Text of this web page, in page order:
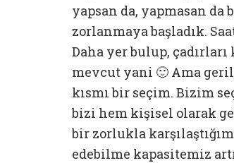
yapsan da, yapmasan
zorlanmaya başladık.
Daha yer bulup,
mevcut yani 🙂 Ama
kısmı bir seçim. Bizim
bizi hem kişisel olarak
bir zorlukla
edebilme kapasitemiz